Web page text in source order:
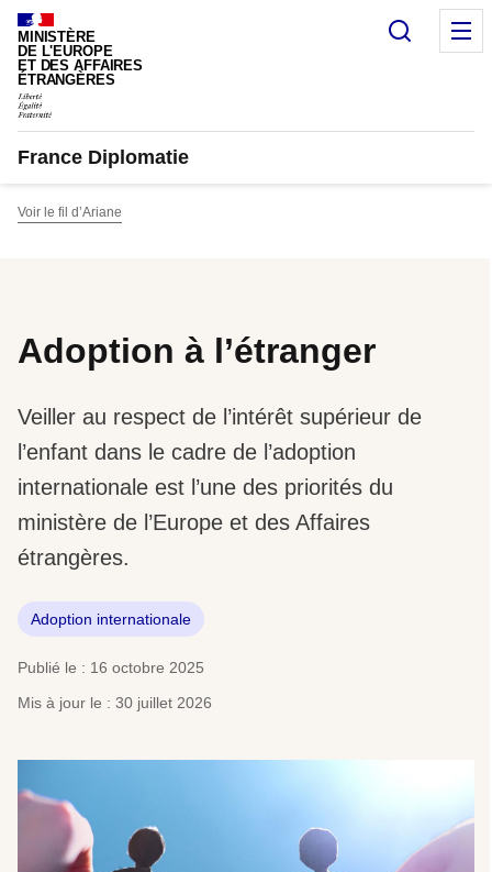
Panneau de gestion des cookies
MINISTÈRE
DE L'EUROPE
ET DES AFFAIRES
ÉTRANGÈRES
France Diplomatie
Voir le fil d’Ariane
Adoption à l’étranger
Veiller au respect de l’intérêt supérieur de
l’enfant dans le cadre de l’adoption
internationale est l’une des priorités du
ministère de l’Europe et des Affaires
étrangères.
Adoption internationale
Publié le : 16 octobre 2025
Mis à jour le : 30 juillet 2026